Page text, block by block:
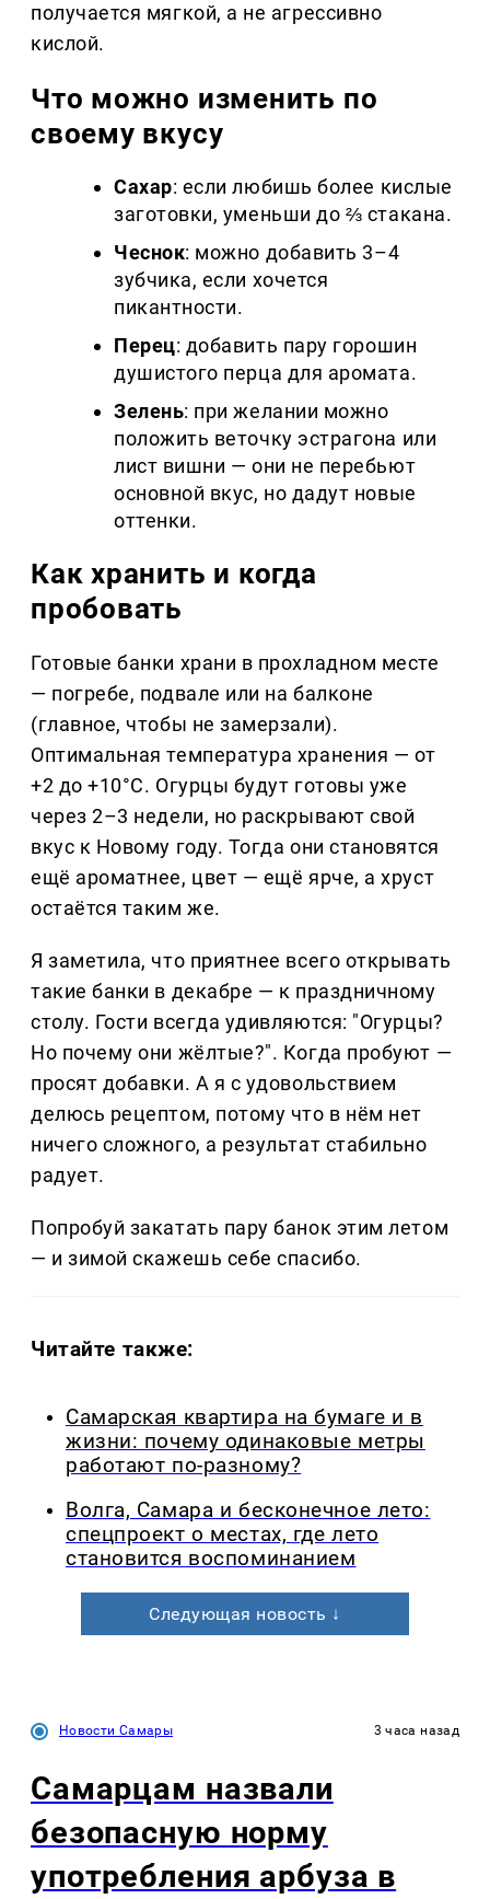
получается мягкой, а не агрессивно
кислой.
Что можно изменить по
своему вкусу
Сахар: если любишь более кислые
заготовки, уменьши до ⅔ стакана.
Чеснок: можно добавить 3–4
зубчика, если хочется
пикантности.
Перец: добавить пару горошин
душистого перца для аромата.
Зелень: при желании можно
положить веточку эстрагона или
лист вишни — они не перебьют
основной вкус, но дадут новые
оттенки.
Как хранить и когда
пробовать
Готовые банки храни в прохладном месте
— погребе, подвале или на балконе
(главное, чтобы не замерзали).
Оптимальная температура хранения — от
+2 до +10°C. Огурцы будут готовы уже
через 2–3 недели, но раскрывают свой
вкус к Новому году. Тогда они становятся
ещё ароматнее, цвет — ещё ярче, а хруст
остаётся таким же.
Я заметила, что приятнее всего открывать
такие банки в декабре — к праздничному
столу. Гости всегда удивляются: "Огурцы?
Но почему они жёлтые?". Когда пробуют —
просят добавки. А я с удовольствием
делюсь рецептом, потому что в нём нет
ничего сложного, а результат стабильно
радует.
Попробуй закатать пару банок этим летом
— и зимой скажешь себе спасибо.
Читайте также:
Самарская квартира на бумаге и в
жизни: почему одинаковые метры
работают по-разному?
Волга, Самара и бесконечное лето:
спецпроект о местах, где лето
становится воспоминанием
Следующая новость ↓
Новости Самары 3 часа назад
Самарцам назвали
безопасную норму
употребления арбуза в